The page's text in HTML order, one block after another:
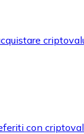
con